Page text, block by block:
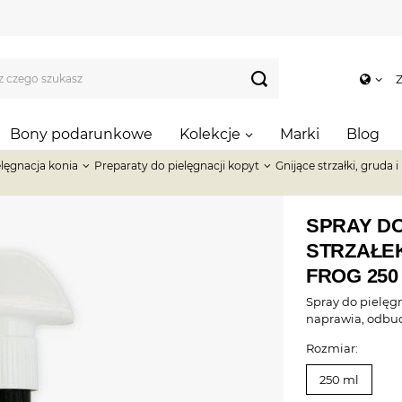
Bony podarunkowe Kolekcje Marki Blog
konia Preparaty do pielęgnacji kopyt Gnijące strzałki, gruda
SPRAY
FROG
Spray do
naprawia,
Rozmiar:
250 ml